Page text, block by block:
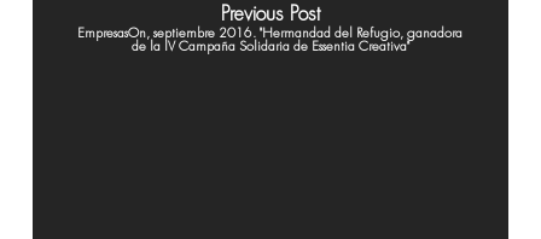
Previous Post
EmpresasOn, septiembre 2016. "Hermandad del Refugio, ganadora
de la IV Campaña Solidaria de Essentia Creativa"